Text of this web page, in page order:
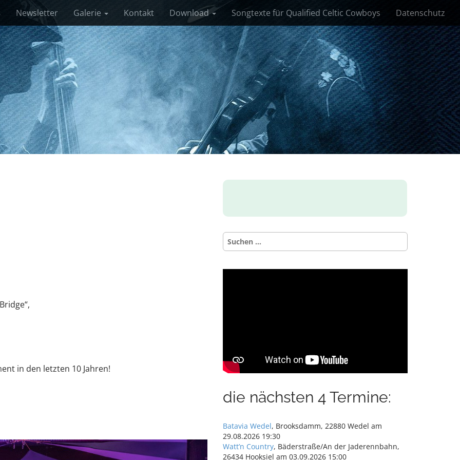
Newsletter Galerie Kontakt Download Songtexte für Qualified Celtic Cowboys Datenschutz
in den letzten 10 Jahren!
Suchen
nach:
die nächsten 4 Termine:
Batavia Wedel, Brooksdamm, 22880 Wedel am
29.08.2026 19:30
Watt’n Country, Bäderstraße/An der Jaderennbahn,
26434 Hooksiel am 03.09.2026 15:00